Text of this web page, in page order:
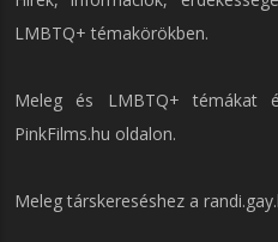
LMBTQ+ témakörökben.
Meleg és LMBTQ+ témákat
PinkFilms.hu oldalon.
Meleg társkereséshez a